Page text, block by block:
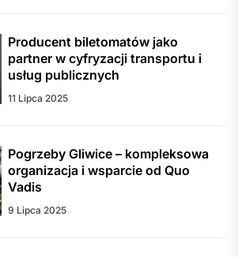
Producent biletomatów jako
partner w cyfryzacji transportu i
usług publicznych
11 Lipca 2025
Pogrzeby Gliwice – kompleksowa
organizacja i wsparcie od Quo
Vadis
9 Lipca 2025